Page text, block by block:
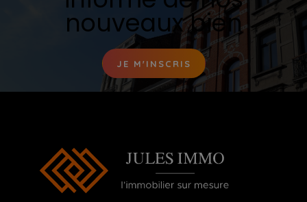
nouveaux bien
JE M'INSCRIS